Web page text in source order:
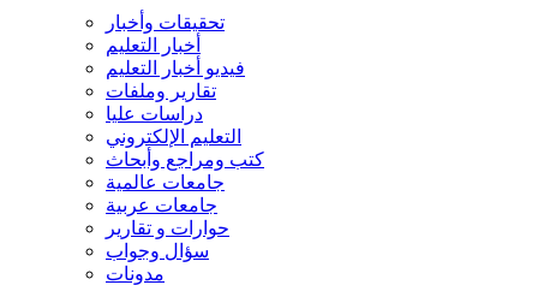
تحقيقات وأخبار
أخبار التعليم
فيديو أخبار التعليم
تقارير وملفات
دراسات عليا
التعليم الإلكتروني
كتب ومراجع وأبحاث
جامعات عالمية
جامعات عربية
حوارات و تقارير
سؤال وجواب
مدونات